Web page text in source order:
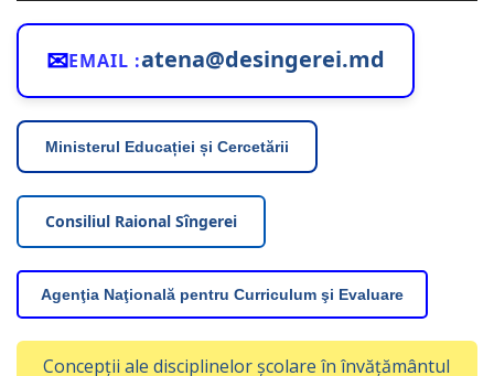
✉EMAIL :atena@desingerei.md
Ministerul Educației și Cercetării
Consiliul Raional Sîngerei
Agenţia Naţională pentru Curriculum şi Evaluare
Concepții ale disciplinelor școlare în învățământul